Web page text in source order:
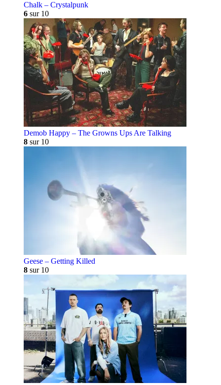
Chalk – Crystalpunk
6 sur 10
Demob Happy – The Growns Ups Are Talking
8 sur 10
Geese – Getting Killed
8 sur 10